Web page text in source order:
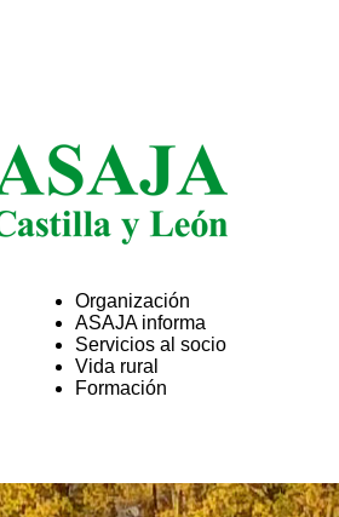
ASAJA
Castilla
Organización
ASAJA informa
Servicios al socio
Vida rural
Formación